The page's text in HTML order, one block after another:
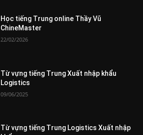
Học tiếng Trung online Thầy Vũ
ChineMaster
22/02/2026
Từ vựng tiếng Trung Xuất nhập khẩu
Logistics
09/06/2025
Từ vựng tiếng Trung Logistics Xuất nhập